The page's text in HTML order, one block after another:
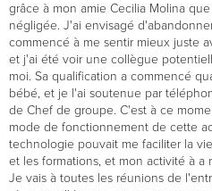
grâce à mon amie Cecilia Molina
négligée. J'ai envisagé
commencé à me sentir mieux juste
et j'ai été voir une collègue
moi. Sa qualification a commencé
bébé, et je l'ai soutenue par
de Chef de groupe. C'est à ce
mode de fonctionnement de cette
technologie pouvait me faciliter la
et les formations, et mon activité à a
Je vais à toutes les réunions de